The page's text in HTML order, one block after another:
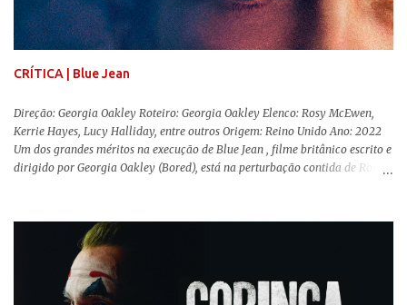
como a Barbie se encaixa no mundo moderno, desenvolvendo a
importância e o impacto, positivo ou negativo, da boneca na vida das
pessoas. Isso tudo com um sentimento de nostalgia multigeracional. Na
CRÍTICA | Blue Jean
Direção: Georgia Oakley Roteiro: Georgia Oakley Elenco: Rosy McEwen,
Kerrie Hayes, Lucy Halliday, entre outros Origem: Reino Unido Ano: 2022
Um dos grandes méritos na execução de Blue Jean , filme britânico escrito e
dirigido por Georgia Oakley (Bored), está na perturbação contida de Rosy
movimentos e falas, equilibrada numa frágil neutralidade entre seu
trabalho e seus afetos, passando noites bebendo e jogando sinuca com seu
grupo de amigas lésbicas e sua amante. É imperativo para ela que ambos
os mundos não se cruzem de modo algum, pois o período histórico no qual
a história se passa - 1988 na Inglaterra - é de um contexto profundamente